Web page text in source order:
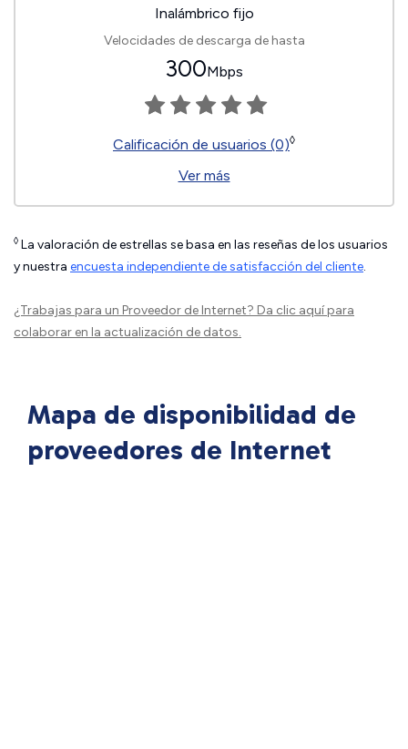
Inalámbrico fijo
Velocidades de descarga de hasta
300Mbps
Calificación de usuarios (0)◊
Ver más
◊ La valoración de estrellas se basa en las reseñas de los usuarios
y nuestra encuesta independiente de satisfacción del cliente.
¿Trabajas para un Proveedor de Internet? Da clic aquípara
colaborar en la actualización de datos.
Mapa de disponibilidad de
proveedores de Internet